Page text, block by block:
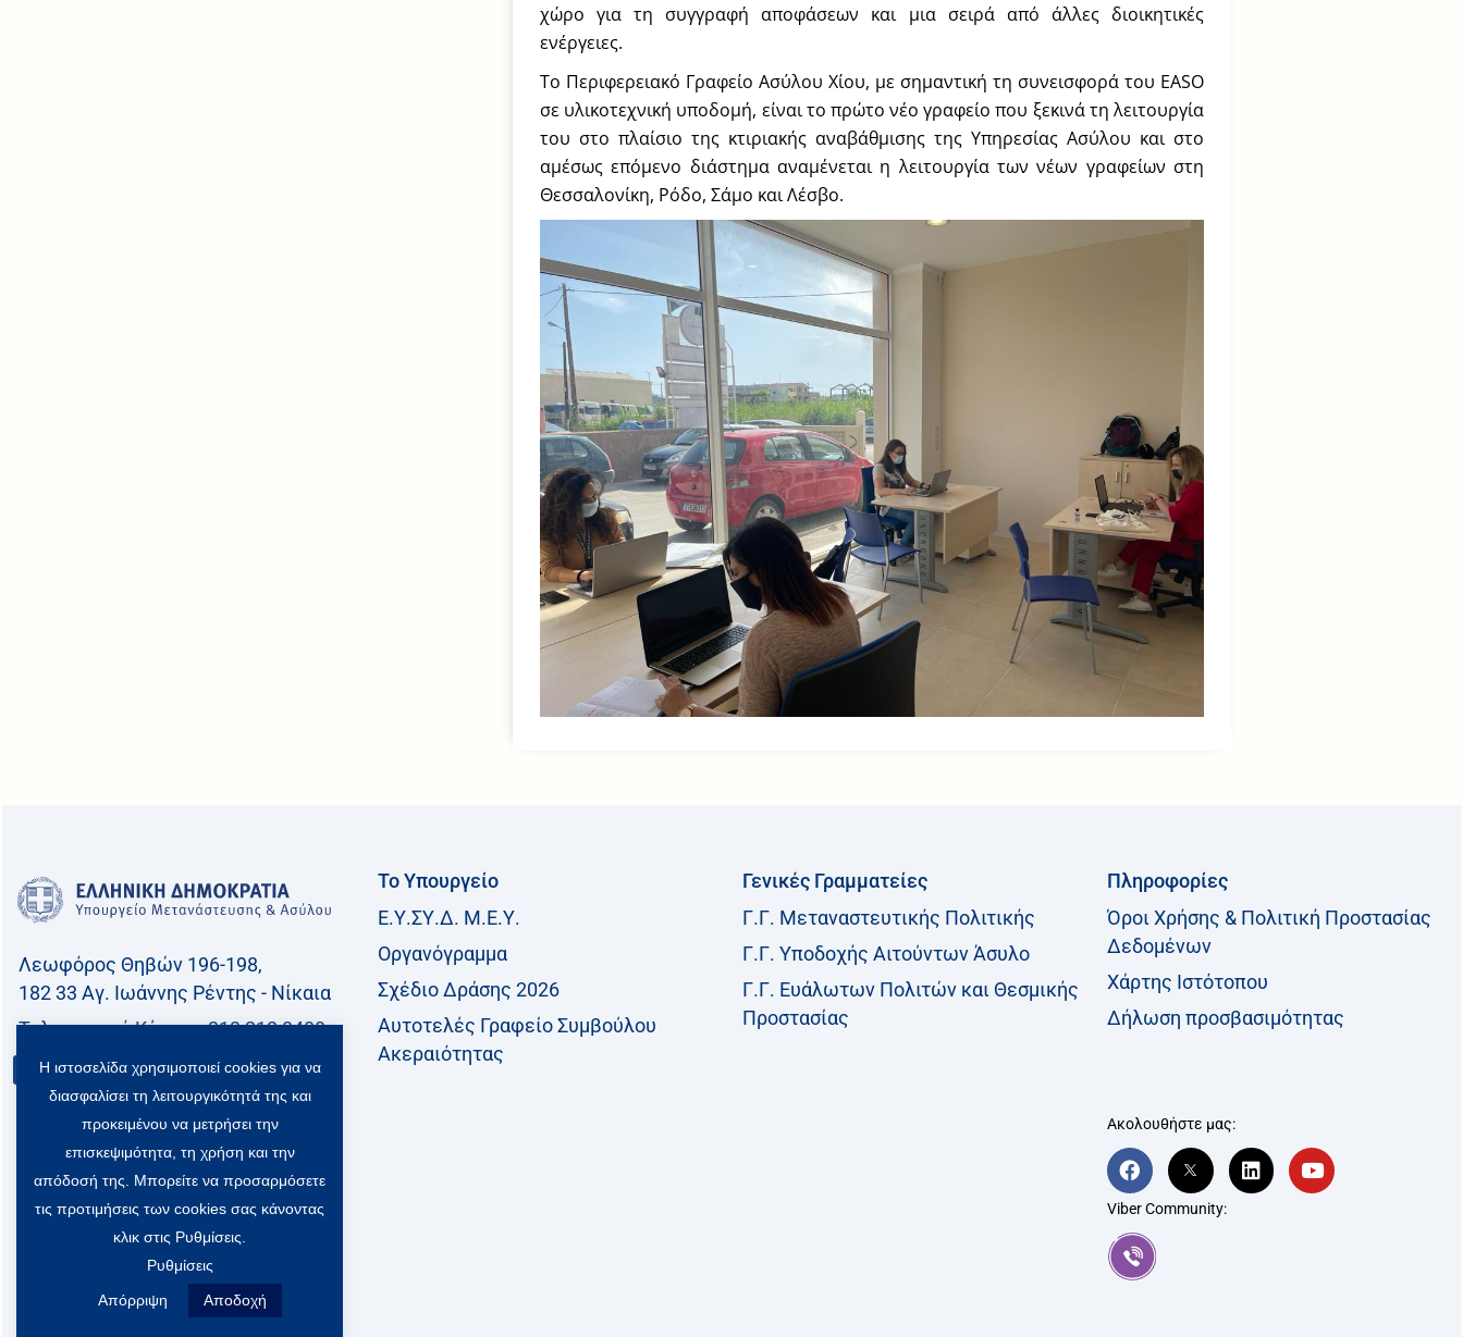
χώρο για τη συγγραφή αποφάσεων και μια σειρά από άλλες διοικητικές
ενέργειες.
Το Περιφερειακό Γραφείο Ασύλου Χίου, με σημαντική τη συνεισφορά του EASO
σε υλικοτεχνική υποδομή, είναι το πρώτο νέο γραφείο που ξεκινά τη λειτουργία
του στο πλαίσιο της κτιριακής αναβάθμισης της Υπηρεσίας Ασύλου και στο
αμέσως επόμενο διάστημα αναμένεται η λειτουργία των νέων γραφείων στη
Θεσσαλονίκη, Ρόδο, Σάμο και Λέσβο.
Λεωφόρος Θηβών 196-198,
182 33 Aγ. Ιωάννης Ρέντης - Νίκαια
Τηλεφωνικό Kέντρο: 213 212 8400
Επικοινωνία
Το Υπουργείο
Ε.Υ.ΣΥ.Δ. Μ.Ε.Υ.
Οργανόγραμμα
Σχέδιο Δράσης 2026
Αυτοτελές Γραφείο Συμβούλου
Ακεραιότητας
Γενικές Γραμματείες
Γ.Γ. Μεταναστευτικής Πολιτικής
Γ.Γ. Υποδοχής Αιτούντων Άσυλο
Γ.Γ. Ευάλωτων Πολιτών και Θεσμικής
Προστασίας
Πληροφορίες
Όροι Χρήσης & Πολιτική Προστασίας
Δεδομένων
Χάρτης Ιστότοπου
Δήλωση προσβασιμότητας
Ακολουθήστε μας:
F
a
c
e
b
o
o
T
w
i
t
L
i
n
Y
o
u
Viber Community:
Η ιστοσελίδα χρησιμοποιεί cookies για να
διασφαλίσει τη λειτουργικότητά της και
προκειμένου να μετρήσει την
επισκεψιμότητα, τη χρήση και την
απόδοσή της. Μπορείτε να προσαρμόσετε
τις προτιμήσεις των cookies σας κάνοντας
κλικ στις Ρυθμίσεις.
Ρυθμίσεις
Απόρριψη Αποδοχή